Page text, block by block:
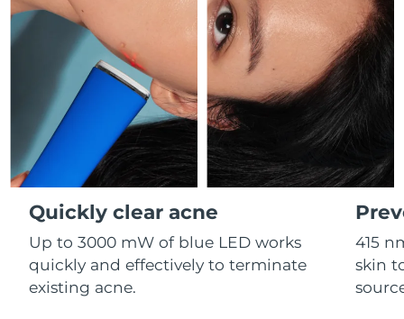
Quickly clear acne
Up to 3000 mW of blue LED works
quickly and effectively to terminate
existing acne.
415
skin
FAQ™护肤品
All FAQ™ skincare
FAQ™产品
All anti-aging treatments
FAQ™护肤品
All FAQ™ skincare
FAQ™产品
All LED treatments
FAQ™产品
All hair treatments
FAQ™ skincare
All FAQ™ skincare
FAQ™ products
All toning treatments
脱毛
PEACH™ 2 Pro Max
Professional IPL hair removal device
PEACH™ 2
IPL hair removal
Travel-friendly IPL hair removal
身体护理
BEAR™ 2 body
Microcurrent body toning
LUNA™ 4 body
Massaging body brush
Firming body serum
痘肌护理
ESPADA™ 2 plus
Recurring acne LED therapy
ESPADA™ 2
Acne treatment device
眼部护理
BEAR™ 2 eyes & lips
Microcurrent line smoothing device
IRIS™ 2
Rejuvenating eye massager
毛孔护理
KIWI™ derma
Diamond microdermabrasion .
LUNA™ 4 hair
2-in-1 LED scalp massager
NEW
法国 预计送达日期 10/08/2026
法属波利尼西亚 预计送达日期 14/08/2026
德国 预计送达日期10/08/2026
直布罗陀 预计送达日期14/08/2026
希腊 预计送达日期10/08/2026
中国香港特别行政区 11/08/2026
匈牙利 预计送达日期 10/08/2026